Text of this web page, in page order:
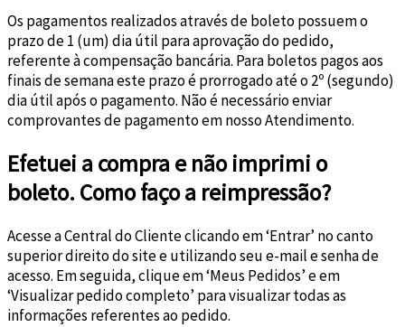
Os pagamentos realizados através de boleto possuem o
prazo de 1 (um) dia útil para aprovação do pedido,
referente à compensação bancária. Para boletos pagos aos
finais de semana este prazo é prorrogado até o 2º (segundo)
dia útil após o pagamento. Não é necessário enviar
comprovantes de pagamento em nosso Atendimento.
Efetuei a compra e não imprimi o
boleto. Como faço a reimpressão?
Acesse a Central do Cliente clicando em ‘Entrar’ no canto
superior direito do site e utilizando seu e-mail e senha de
acesso. Em seguida, clique em ‘Meus Pedidos’ e em
‘Visualizar pedido completo’ para visualizar todas as
informações referentes ao pedido.